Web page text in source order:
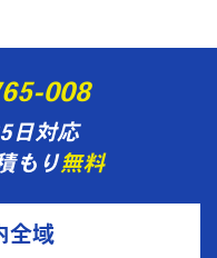
008
日対応
もり無料
全域